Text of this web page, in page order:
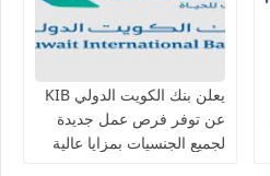
يعلن بنك الكويت الدولي KIB
عن توفر فرص عمل جديدة
لجميع الجنسيات بمزايا عالية